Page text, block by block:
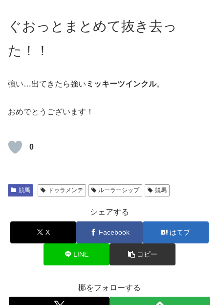
ぐおっとまとめて抜き去っ
た！！
強い…出てきたら強い ミッキーツインクル。
おめでとうございます！
0
競馬 ドゥラメンテ ルーラーシップ 競馬
シェアする
X Facebook はてブ
LINE コピー
梛をフォローする